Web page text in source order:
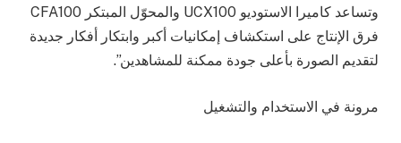
وتساعد كاميرا الاستوديو UCX100 والمحوّل المبتكر CFA100
فرق الإنتاج على استكشاف إمكانيات أكبر وابتكار أفكار جديدة
لتقديم الصورة بأعلى جودة ممكنة للمشاهدين”.
مرونة في الاستخدام والتشغيل